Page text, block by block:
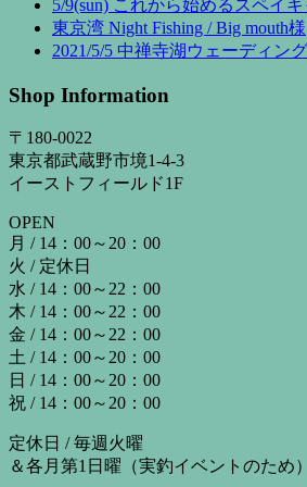
5/9(sun) これから始めるスペイ
東京湾 Night Fishing / Big mouth様
2021/5/5 中禅寺湖ウェーディ
Shop Information
〒180-0022
東京都武蔵野市境1-4-3
イーストフィールド1F
OPEN
月 / 14：00～20：00
火 / 定休日
水 / 14：00～22：00
木 / 14：00～22：00
金 / 14：00～22：00
土 / 14：00～20：00
日 / 14：00～20：00
祝 / 14：00～20：00
定休日 / 毎週火曜
＆各月第1日曜（実釣イベントのため）